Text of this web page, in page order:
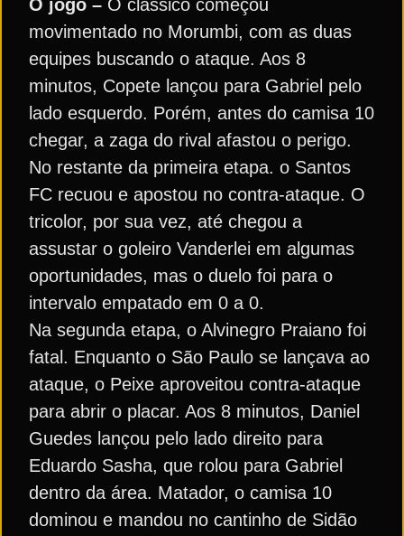
O jogo – O clássico começou
movimentado no Morumbi, com as duas
equipes buscando o ataque. Aos 8
minutos, Copete lançou para Gabriel pelo
lado esquerdo. Porém, antes do camisa 10
chegar, a zaga do rival afastou o perigo.
No restante da primeira etapa. o Santos
FC recuou e apostou no contra-ataque. O
tricolor, por sua vez, até chegou a
assustar o goleiro Vanderlei em algumas
oportunidades, mas o duelo foi para o
intervalo empatado em 0 a 0.
Na segunda etapa, o Alvinegro Praiano foi
fatal. Enquanto o São Paulo se lançava ao
ataque, o Peixe aproveitou contra-ataque
para abrir o placar. Aos 8 minutos, Daniel
Guedes lançou pelo lado direito para
Eduardo Sasha, que rolou para Gabriel
dentro da área. Matador, o camisa 10
dominou e mandou no cantinho de Sidão